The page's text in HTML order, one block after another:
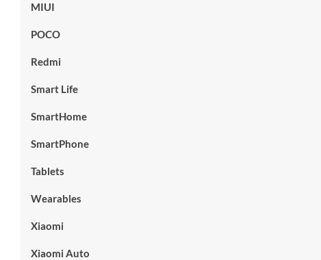
MIUI
POCO
Redmi
Smart Life
SmartHome
SmartPhone
Tablets
Wearables
Xiaomi
Xiaomi Auto